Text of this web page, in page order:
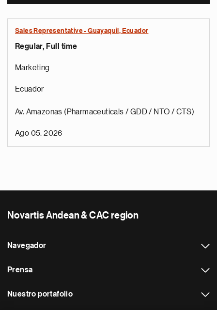
Sales Representative - Guayaquil, Ecuador
Regular, Full time
Marketing
Ecuador
Av. Amazonas (Pharmaceuticals / GDD / NTO / CTS)
Ago 05, 2026
Novartis Andean & CAC region
Navegador
Prensa
Nuestro portafolio